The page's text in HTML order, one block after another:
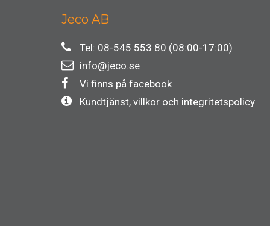
Jeco AB
Tel: 08-545 553 80 (08:00-17:00)
info@jeco.se
Vi finns på facebook
Kundtjänst, villkor och integritetspolicy